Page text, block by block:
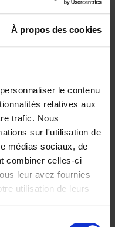
À propos des cookies
le contenu
relatives aux
trafic. Nous
sur l'utilisation de
médias sociaux, de
combiner celles-ci
leur avez fournies
utilisation de leurs
Retail. Beyond
350